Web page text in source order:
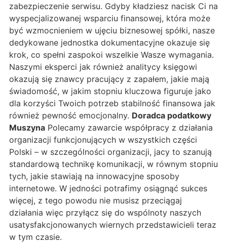
zabezpieczenie serwisu. Gdyby kładziesz nacisk Ci na
wyspecjalizowanej wsparciu finansowej, która może
być wzmocnieniem w ujęciu biznesowej spółki, nasze
dedykowane jednostka dokumentacyjne okazuje się
krok, co spełni zaspokoi wszelkie Wasze wymagania.
Naszymi eksperci jak również analitycy księgowi
okazują się znawcy pracujący z zapałem, jakie mają
świadomość, w jakim stopniu kluczowa figuruje jako
dla korzyści Twoich potrzeb stabilność finansowa jak
również pewność emocjonalny. Doradca podatkowy
Muszyna Polecamy zawarcie współpracy z działania
organizacji funkcjonujących w wszystkich części
Polski – w szczególności organizacji, jacy to szanują
standardową technikę komunikacji, w równym stopniu
tych, jakie stawiają na innowacyjne sposoby
internetowe. W jedności potrafimy osiągnąć sukces
więcej, z tego powodu nie musisz przeciągaj
działania więc przyłącz się do wspólnoty naszych
usatysfakcjonowanych wiernych przedstawicieli teraz
w tym czasie.